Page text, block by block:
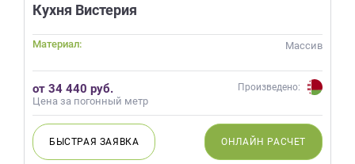
Кухня Вистерия
Материал: Массив
от 34 440 руб.
Цена за погонный метр
Произведено:
БЫСТРАЯ ЗАЯВКА ОНЛАЙН РАСЧЕТ